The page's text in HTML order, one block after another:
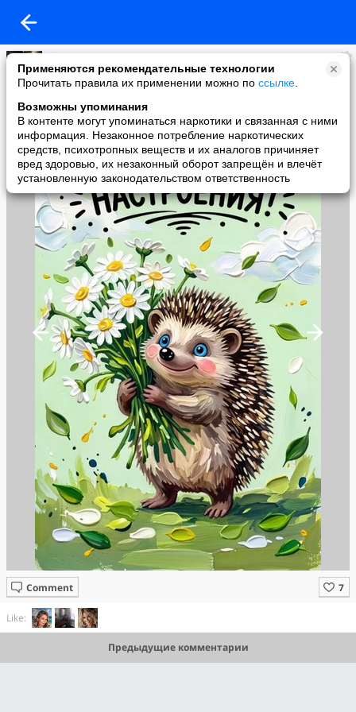
Применяются рекомендательные технологии
Прочитать правила их применении можно по ссылке
Возможны упоминания
В контенте могут упоминаться наркотики и связанная с ними
информация. Незаконное потребление наркотических
средств, психотропных веществ и их аналогов причиняет
вред здоровью, их незаконный оборот запрещён и влечёт
установленную законодательством ответственность
♕Доми Медуза
added a photo
04 Jun в 05:15
Comment
Like:
Предыдущие комментарии